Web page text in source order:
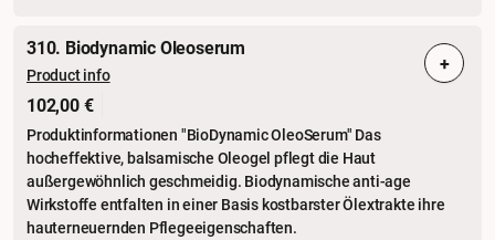
310. Biodynamic Oleoserum
Product info
102,00 €
Produktinformationen "BioDynamic OleoSerum" Das
hocheffektive, balsamische Oleogel pflegt die Haut
außergewöhnlich geschmeidig. Biodynamische anti-age
Wirkstoffe entfalten in einer Basis kostbarster Ölextrakte ihre
hauterneuernden Pflegeeigenschaften.
+